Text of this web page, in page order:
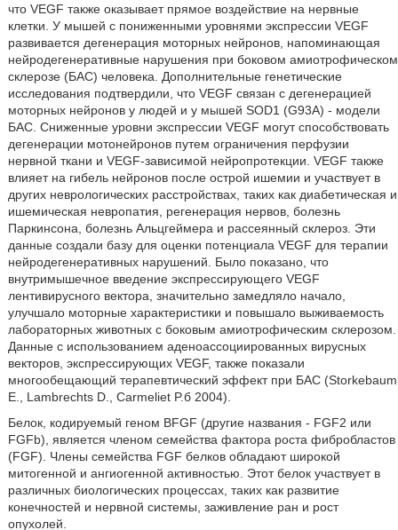
что VEGF также оказывает прямое воздействие на нервные
клетки. У мышей с пониженными уровнями экспрессии VEGF
развивается дегенерация моторных нейронов, напоминающая
нейродегенеративные нарушения при боковом амиотрофическом
склерозе (БАС) человека. Дополнительные генетические
исследования подтвердили, что VEGF связан с дегенерацией
моторных нейронов у людей и у мышей SOD1 (G93A) - модели
БАС. Сниженные уровни экспрессии VEGF могут способствовать
дегенерации мотонейронов путем ограничения перфузии
нервной ткани и VEGF-зависимой нейропротекции. VEGF также
влияет на гибель нейронов после острой ишемии и участвует в
других неврологических расстройствах, таких как диабетическая и
ишемическая невропатия, регенерация нервов, болезнь
Паркинсона, болезнь Альцгеймера и рассеянный склероз. Эти
данные создали базу для оценки потенциала VEGF для терапии
нейродегенеративных нарушений. Было показано, что
внутримышечное введение экспрессирующего VEGF
лентивирусного вектора, значительно замедляло начало,
улучшало моторные характеристики и повышало выживаемость
лабораторных животных с боковым амиотрофическим склерозом.
Данные с использованием аденоассоциированных вирусных
векторов, экспрессирующих VEGF, также показали
многообещающий терапевтический эффект при БАС (Storkebaum
E., Lambrechts D., Carmeliet P.б 2004).
Белок, кодируемый геном BFGF (другие названия - FGF2 или
FGFb), является членом семейства фактора роста фибробластов
(FGF). Члены семейства FGF белков обладают широкой
митогенной и ангиогенной активностью. Этот белок участвует в
различных биологических процессах, таких как развитие
конечностей и нервной системы, заживление ран и рост
опухолей.